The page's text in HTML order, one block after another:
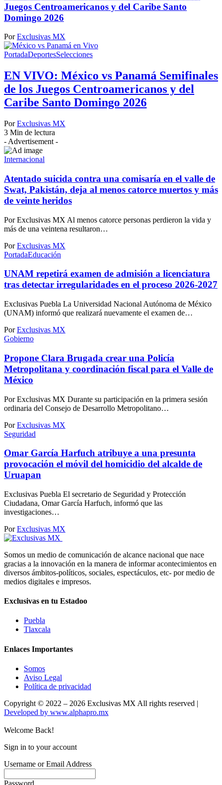
Juegos Centroamericanos y del Caribe Santo
Domingo 2026
Por Exclusivas MX
PortadaDeportesSelecciones
EN VIVO: México vs Panamá Semifinales
de los Juegos Centroamericanos y del
Caribe Santo Domingo 2026
Por Exclusivas MX
3 Min de lectura
- Advertisement -
Internacional
Atentado suicida contra una comisaría en el valle de
Swat, Pakistán, deja al menos catorce muertos y más
de veinte heridos
Por Exclusivas MX Al menos catorce personas perdieron la vida y
más de una veintena resultaron…
Por Exclusivas MX
PortadaEducación
UNAM repetirá examen de admisión a licenciatura
tras detectar irregularidades en el proceso 2026-2027
Exclusivas Puebla La Universidad Nacional Autónoma de México
(UNAM) informó que realizará nuevamente el examen de…
Por Exclusivas MX
Gobierno
Propone Clara Brugada crear una Policía
Metropolitana y coordinación fiscal para el Valle de
México
Por Exclusivas MX Durante su participación en la primera sesión
ordinaria del Consejo de Desarrollo Metropolitano…
Por Exclusivas MX
Seguridad
Omar García Harfuch atribuye a una presunta
provocación el móvil del homicidio del alcalde de
Uruapan
Exclusivas Puebla El secretario de Seguridad y Protección
Ciudadana, Omar García Harfuch, informó que las
investigaciones…
Por Exclusivas MX
Somos un medio de comunicación de alcance nacional que nace
gracias a la innovación en la manera de informar acontecimientos en
diversos ámbitos-políticos, sociales, espectáculos, etc- por medio de
medios digitales e impresos.
Exclusivas en tu Estadoo
Puebla
Tlaxcala
Enlaces Importantes
Somos
Aviso Legal
Política de privacidad
Copyright © 2022 – 2026 Exclusivas MX All rights reserved |
Developed by www.alphapro.mx
Welcome Back!
Sign in to your account
Username or Email Address
Password